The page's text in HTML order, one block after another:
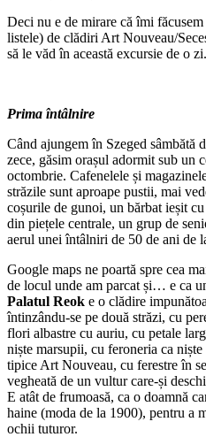
Deci nu e de mirare că îmi
listele) de clădiri Art Nouveau/
să le văd în această excursie de o zi.
Prima întâlnire
Când ajungem în Szeged sâmbătă
zece, găsim orașul adormit sub un
octombrie. Cafenelele și
străzile sunt aproape pustii, mai
coșurile de gunoi, un bărbat ieșit
din piețele centrale, un grup de
aerul unei întâlniri de 50 de ani de
Google maps ne poartă spre cea
de locul unde am parcat și… e ca
Palatul Reok e o clădire
întinzându-se pe două străzi, cu
flori albastre cu auriu, cu petale
niște marsupii, cu feroneria ca
tipice Art Nouveau, cu ferestre în
vegheată de un vultur care-și
E atât de frumoasă, ca o doamnă
haine (moda de la 1900), pentru a
ochii tuturor.